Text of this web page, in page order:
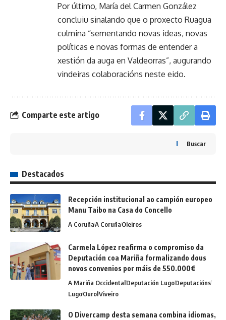
Por último, María del Carmen González
concluiu sinalando que o proxecto Ruagua
culmina “sementando novas ideas, novas
políticas e novas formas de entender a
xestión da auga en Valdeorras”, augurando
vindeiras colaboracións neste eido.
Comparte este artigo
Buscar
Destacados
Recepción institucional ao campión europeo
Manu Taibo na Casa do Concello
A CoruñaA CoruñaOleiros
Carmela López reafirma o compromiso da
Deputación coa Mariña formalizando dous
novos convenios por máis de 550.000€
A Mariña OccidentalDeputación LugoDeputacións
LugoOurolViveiro
O Divercamp desta semana combina idiomas,